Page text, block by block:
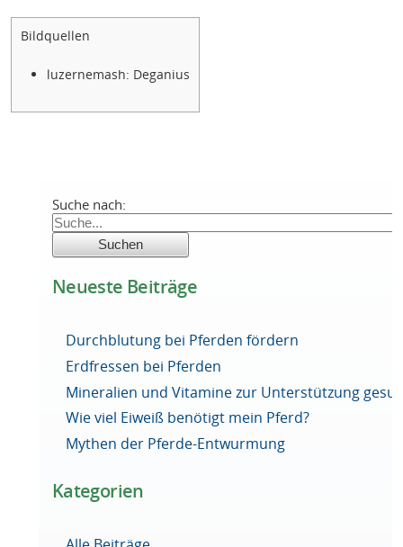
Bildquellen
luzernemash: Deganius
Suche nach:
Neueste Beiträge
Durchblutung bei Pferden fördern
Erdfressen bei Pferden
Mineralien und Vitamine zur Unterstützung
Wie viel Eiweiß benötigt mein Pferd?
Mythen der Pferde-Entwurmung
Kategorien